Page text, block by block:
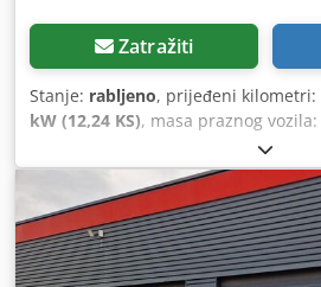
Zatražiti
Stanje: rabljeno, prijeđeni kilometri:
kW (12,24 KS), masa praznog vozila:
, Godina proizvodnje:
1.910 kg,